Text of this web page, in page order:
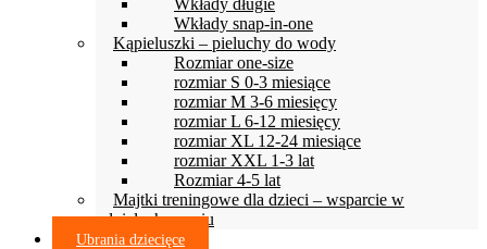
Wkłady snap-in-one
Kąpieluszki – pieluchy do wody
Rozmiar one-size
rozmiar S 0-3 miesiące
rozmiar M 3-6 miesięcy
rozmiar L 6-12 miesięcy
rozmiar XL 12-24 miesiące
rozmiar XXL 1-3 lat
Rozmiar 4-5 lat
Majtki treningowe dla dzieci – wsparcie w
odpieluchowaniu
Ubrania dziecięce